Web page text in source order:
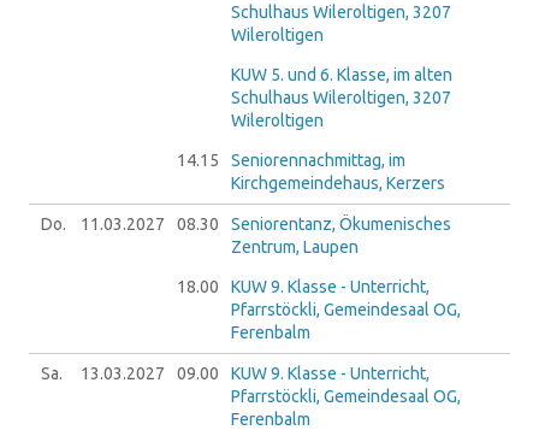
Schulhaus Wileroltigen, 3207
Wileroltigen
KUW 5. und 6. Klasse, im alten
Schulhaus Wileroltigen, 3207
Wileroltigen
14.15
Seniorennachmittag, im
Kirchgemeindehaus, Kerzers
Do. 11.03.2027 08.30
Seniorentanz, Ökumenisches
Zentrum, Laupen
18.00
KUW 9. Klasse - Unterricht,
Pfarrstöckli, Gemeindesaal OG,
Ferenbalm
Sa. 13.03.2027 09.00
KUW 9. Klasse - Unterricht,
Pfarrstöckli, Gemeindesaal OG,
Ferenbalm